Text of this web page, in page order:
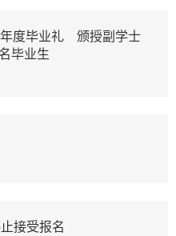
度毕业礼 颁授副学士
毕业生
接受报名